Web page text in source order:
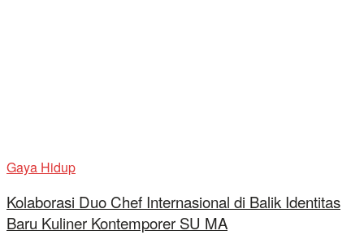
Gaya Hidup
Kolaborasi Duo Chef Internasional di Balik Identitas
Baru Kuliner Kontemporer SU MA